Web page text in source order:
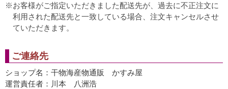
お客様がご指定いただきました配送先が、過去に不正注文に
利用された配送先と一致している場合、注文キャンセルさせ
ていただきます。
ご連絡先
ショップ名：干物海産物通販 かすみ屋
運営責任者：川本 八洲浩